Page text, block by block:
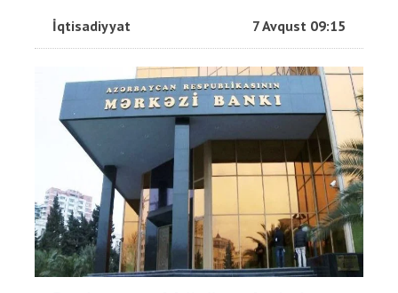
İqtisadiyyat 7 Avqust 09:15